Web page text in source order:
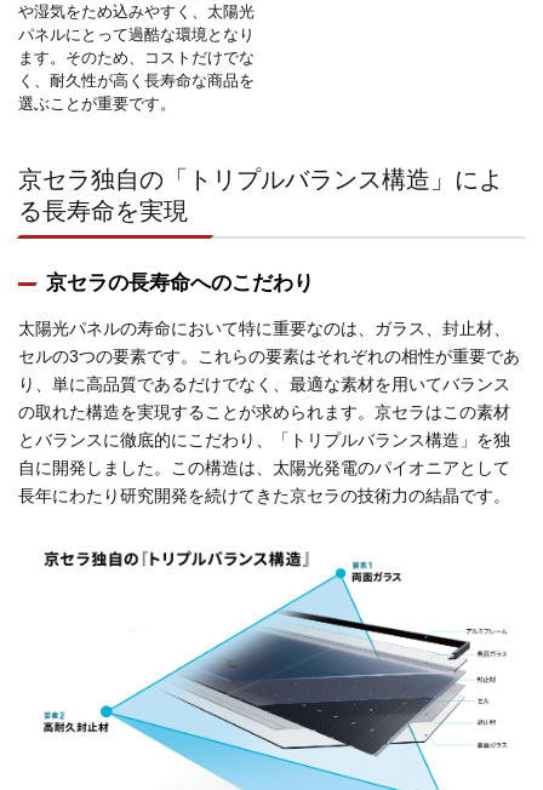
や湿気をため込みやすく、太陽光
パネルにとって過酷な環境となり
ます。そのため、コストだけでな
く、耐久性が高く長寿命な商品を
選ぶことが重要です。
京セラ独自の「トリプルバランス構造」によ
る長寿命を実現
京セラの長寿命へのこだわり
太陽光パネルの寿命において特に重要なのは、ガラス、封止材、
セルの3つの要素です。これらの要素はそれぞれの相性が重要であ
り、単に高品質であるだけでなく、最適な素材を用いてバランス
の取れた構造を実現することが求められます。京セラはこの素材
とバランスに徹底的にこだわり、「トリプルバランス構造」を独
自に開発しました。この構造は、太陽光発電のパイオニアとして
長年にわたり研究開発を続けてきた京セラの技術力の結晶です。